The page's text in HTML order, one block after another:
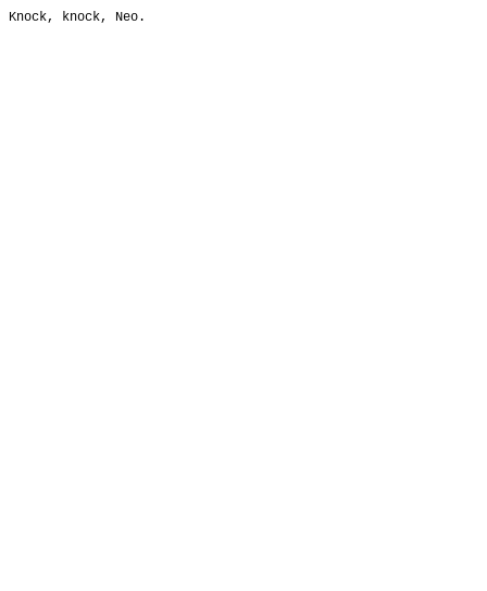
Knock, knock, Neo.